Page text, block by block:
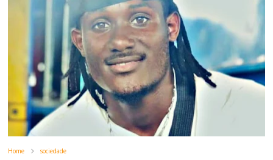
Home sociedade